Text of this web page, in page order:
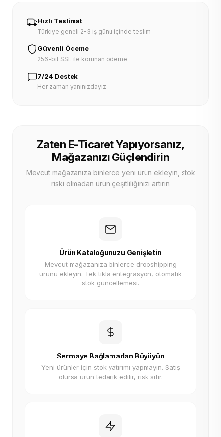
Hızlı Teslimat
Türkiye geneli 2-3 iş günü içinde teslim
Güvenli Ödeme
256-bit SSL ile korunan ödeme
7/24 Destek
Her zaman yanınızdayız
Zaten E-Ticaret Yapıyorsanız,
Mağazanızı Güçlendirin
Mevcut mağazanıza binlerce yeni ürün ekleyin, stok
riski olmadan ürün çeşitliliğinizi artırın
Ürün Kataloğunuzu Genişletin
Mevcut mağazanıza binlerce dropshipping
ürünü ekleyin. Tek tıkla entegrasyon, otomatik
stok güncellemesi.
Sermaye Bağlamadan Büyüyün
Yeni ürünler için stok yatırımı yapmayın. Satış
olursa ürün tedarik edilir, risk sıfır.